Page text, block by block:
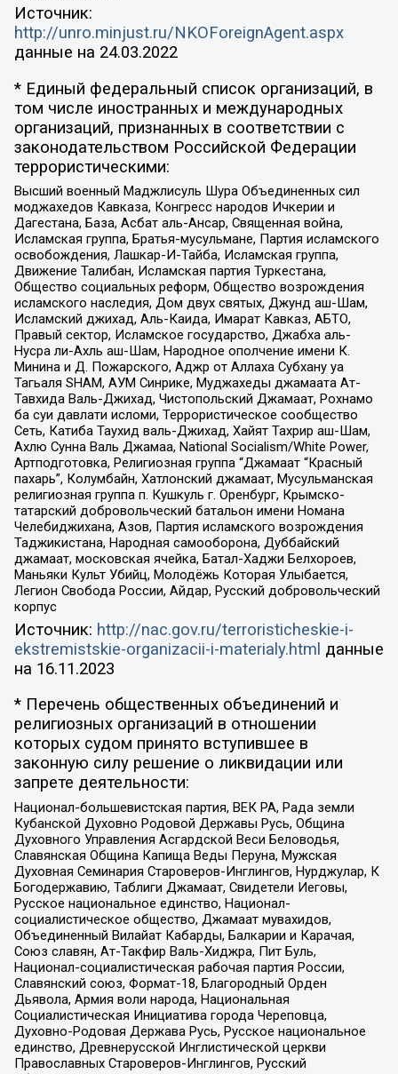
Источник:
http://unro.minjust.ru/NKOForeignAgent.aspx
данные на 24.03.2022
* Единый федеральный список организаций, в
том числе иностранных и международных
организаций, признанных в соответствии с
законодательством Российской Федерации
террористическими:
Высший военный Маджлисуль Шура Объединенных сил
моджахедов Кавказа, Конгресс народов Ичкерии и
Дагестана, База, Асбат аль-Ансар, Священная война,
Исламская группа, Братья-мусульмане, Партия исламского
освобождения, Лашкар-И-Тайба, Исламская группа,
Движение Талибан, Исламская партия Туркестана,
Общество социальных реформ, Общество возрождения
исламского наследия, Дом двух святых, Джунд аш-Шам,
Исламский джихад, Аль-Каида, Имарат Кавказ, АБТО,
Правый сектор, Исламское государство, Джабха аль-
Нусра ли-Ахль аш-Шам, Народное ополчение имени К.
Минина и Д. Пожарского, Аджр от Аллаха Субхану уа
Тагьаля SHAM, АУМ Синрике, Муджахеды джамаата Ат-
Тавхида Валь-Джихад, Чистопольский Джамаат, Рохнамо
ба суи давлати исломи, Террористическое сообщество
Сеть, Катиба Таухид валь-Джихад, Хайят Тахрир аш-Шам,
Ахлю Сунна Валь Джамаа, National Socialism/White Power,
Артподготовка, Религиозная группа “Джамаат “Красный
пахарь”, Колумбайн, Хатлонский джамаат, Мусульманская
религиозная группа п. Кушкуль г. Оренбург, Крымско-
татарский добровольческий батальон имени Номана
Челебиджихана, Азов, Партия исламского возрождения
Таджикистана, Народная самооборона, Дуббайский
джамаат, московская ячейка, Батал-Хаджи Белхороев,
Маньяки Культ Убийц, Молодёжь Которая Улыбается,
Легион Свобода России, Айдар, Русский добровольческий
корпус
Источник: http://nac.gov.ru/terroristicheskie-i-
ekstremistskie-organizacii-i-materialy.html данные
на 16.11.2023
* Перечень общественных объединений и
религиозных организаций в отношении
которых судом принято вступившее в
законную силу решение о ликвидации или
запрете деятельности:
Национал-большевистская партия, ВЕК РА, Рада земли
Кубанской Духовно Родовой Державы Русь, Община
Духовного Управления Асгардской Веси Беловодья,
Славянская Община Капища Веды Перуна, Мужская
Духовная Семинария Староверов-Инглингов, Нурджулар, К
Богодержавию, Таблиги Джамаат, Свидетели Иеговы,
Русское национальное единство, Национал-
социалистическое общество, Джамаат мувахидов,
Объединенный Вилайат Кабарды, Балкарии и Карачая,
Союз славян, Ат-Такфир Валь-Хиджра, Пит Буль,
Национал-социалистическая рабочая партия России,
Славянский союз, Формат-18, Благородный Орден
Дьявола, Армия воли народа, Национальная
Социалистическая Инициатива города Череповца,
Духовно-Родовая Держава Русь, Русское национальное
единство, Древнерусской Инглистической церкви
Православных Староверов-Инглингов, Русский